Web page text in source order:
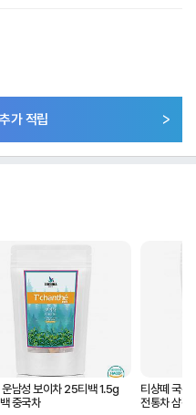
가 적립
운남성 보이차 25티백 1.5g
중국차
티샹떼 국산
전통차 삼각